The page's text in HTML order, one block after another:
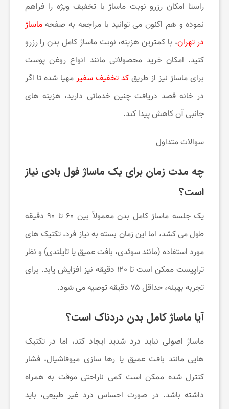
راستا امکان رزرو نوبت ماساژ با تخفیف ویژه را فراهم
نموده و هم اکنون می توانید با مراجعه به صفحهماساژ
در تهران، با کمترین هزینه، نوبت ماساژ کامل بدن را رزرو
کنید. امکان خرید محصولاتی مانند انواع روغن پوست
برای ماساژ نیز از طریق کد تخفیف سفیر مهیا شده تا اگر
در خانه قصد دریافت چنین خدماتی دارید، هزینه های
جانبی آن کاهش پیدا کند.
سوالات متداول
چه مدت زمان برای یک ماساژ فول بادی نیاز
است؟
یک جلسه ماساژ کامل بدن معمولاً بین ۶۰ تا ۹۰ دقیقه
طول می کشد، اما این زمان بسته به نیاز فرد، تکنیک های
مورد استفاده (مانند سوئدی، بافت عمیق یا تایلندی) و نظر
تراپیست ممکن است تا ۱۲۰ دقیقه نیز افزایش یابد. برای
تجربه بهینه، حداقل ۷۵ دقیقه توصیه می شود.
آیا ماساژ کامل بدن دردناک است؟
ماساژ اصولی نباید درد شدید ایجاد کند، اما در تکنیک
هایی مانند بافت عمیق یا رها سازی میوفاشیال، فشار
کنترل شده ممکن است کمی ناراحتی موقت به همراه
داشته باشد. در صورت احساس درد غیر طبیعی، باید